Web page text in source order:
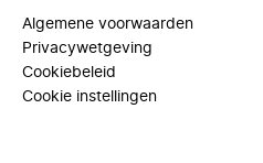
Algemene voorwaarden
Privacywetgeving
Cookiebeleid
Cookie instellingen